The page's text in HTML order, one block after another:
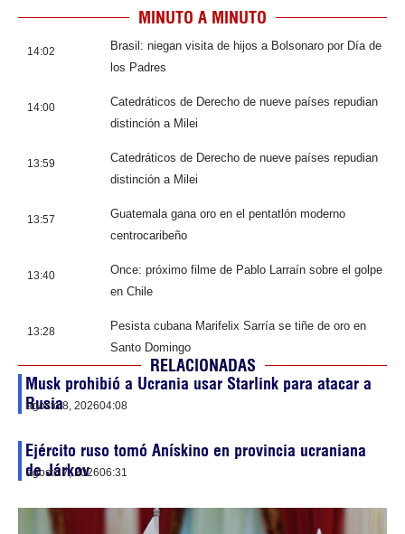
MINUTO A MINUTO
14:02
Brasil: niegan visita de hijos a Bolsonaro por Día de
los Padres
14:00
Catedráticos de Derecho de nueve países repudian
distinción a Milei
13:59
Catedráticos de Derecho de nueve países repudian
distinción a Milei
13:57
Guatemala gana oro en el pentatlón moderno
centrocaribeño
13:40
Once: próximo filme de Pablo Larraín sobre el golpe
en Chile
13:28
Pesista cubana Marifelix Sarría se tiñe de oro en
Santo Domingo
RELACIONADAS
Musk prohibió a Ucrania usar Starlink para atacar a
Rusia
agosto 8, 202604:08
Ejército ruso tomó Anískino en provincia ucraniana
de Járkov
agosto 7, 202606:31